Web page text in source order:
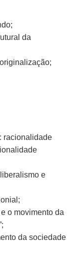
da
racionalidade
e
o movimento da
da sociedade